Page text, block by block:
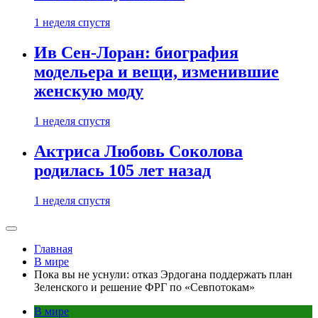
1 неделя спустя
Ив Сен-Лоран: биография
модельера и вещи, изменившие
женскую моду
1 неделя спустя
Актриса Любовь Соколова
родилась 105 лет назад
1 неделя спустя
Главная
В мире
Пока вы не уснули: отказ Эрдогана поддержать план
Зеленского и решение ФРГ по «Севпотокам»
В мире